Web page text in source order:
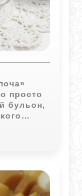
просто
бульон,